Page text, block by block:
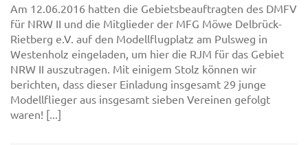
Am 12.06.2016 hatten die Gebietsbeauftragten des DMFV
für NRW II und die Mitglieder der MFG Möwe Delbrück-
Rietberg e.V. auf den Modellflugplatz am Pulsweg in
Westenholz eingeladen, um hier die RJM für das Gebiet
NRW II auszutragen. Mit einigem Stolz können wir
berichten, dass dieser Einladung insgesamt 29 junge
Modellflieger aus insgesamt sieben Vereinen gefolgt
waren! [...]